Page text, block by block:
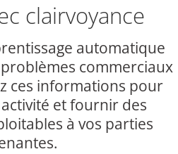
clairvoyance
automatique
commerciaux
ces informations pour
et fournir des
à vos parties